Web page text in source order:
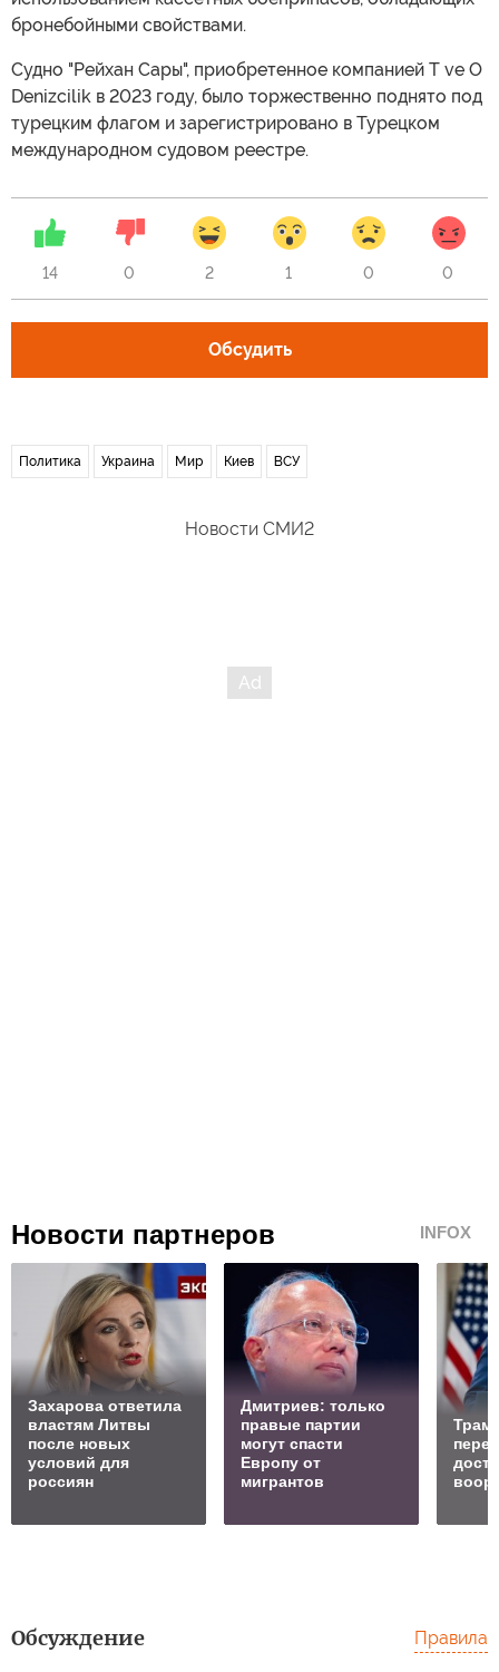
бронебойными свойствами.
Судно "Рейхан Сары", приобретенное компанией T ve O
Denizcilik в 2023 году, было торжественно поднято под
турецким флагом и зарегистрировано в Турецком
международном судовом реестре.
14 0 2 1 0 0
Обсудить
Политика Украина Мир Киев ВСУ
Новости СМИ2
Новости партнеров INFOX
Захарова ответила
властям Литвы
после новых
условий для
россиян
Дмитриев: только
правые партии
могут спасти
Европу от
мигрантов
Обсуждение Правила